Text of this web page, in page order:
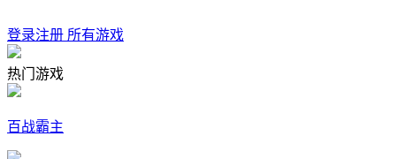
登录注册 所有游戏
热门游戏
百战霸主